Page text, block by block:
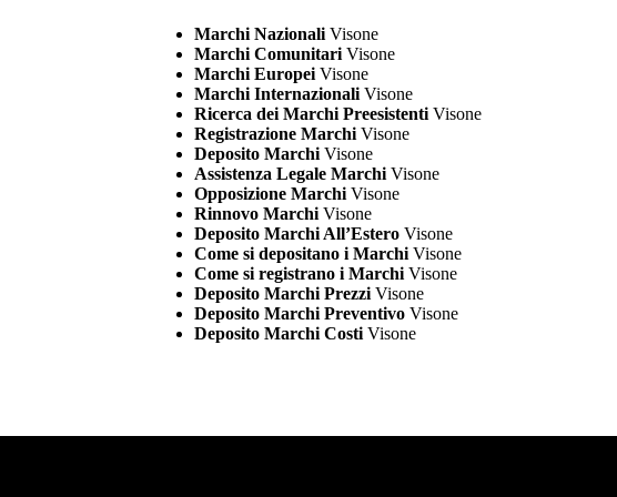
Marchi NazionaliVisone
Marchi ComunitariVisone
Marchi EuropeiVisone
Marchi InternazionaliVisone
Ricerca dei Marchi PreesistentiVisone
Registrazione MarchiVisone
Deposito MarchiVisone
Assistenza Legale MarchiVisone
Opposizione MarchiVisone
Rinnovo MarchiVisone
Deposito Marchi All’EsteroVisone
Come si depositano i MarchiVisone
Come si registrano i MarchiVisone
Deposito Marchi PrezziVisone
Deposito Marchi PreventivoVisone
Deposito Marchi CostiVisone